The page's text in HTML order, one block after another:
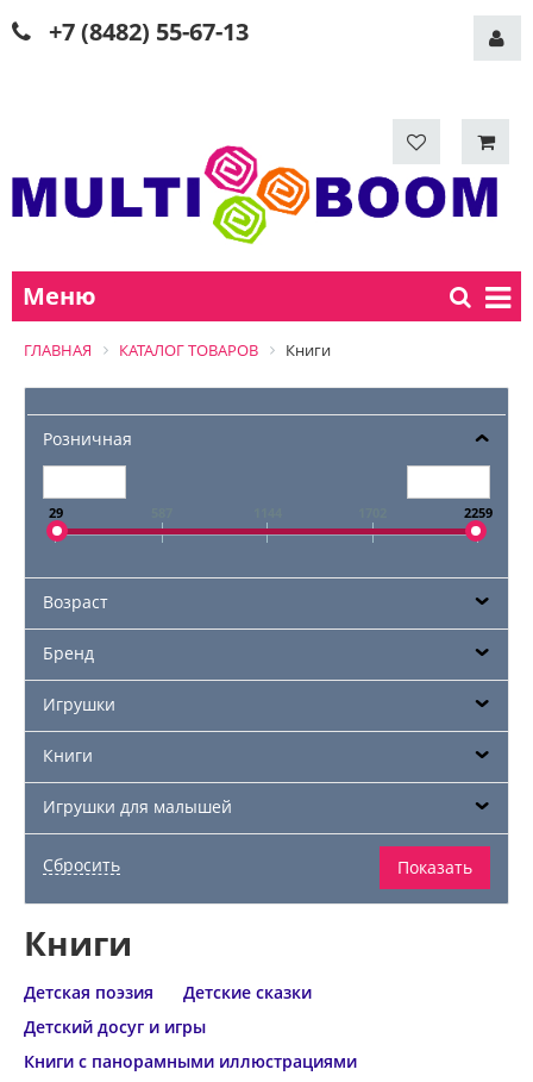
+7 (8482) 55-67-13
Меню
ГЛАВНАЯ КАТАЛОГ ТОВАРОВ Книги
Розничная
29 2259
Возраст
Бренд
Игрушки
Книги
Игрушки для малышей
Книги
Детская поэзия
Детские сказки
Детский досуг и игры
Книги с панорамными иллюстрациями